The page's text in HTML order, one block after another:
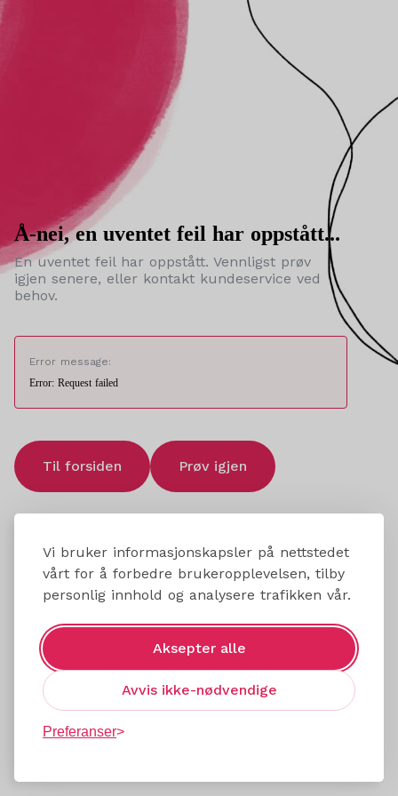
Vi bruker informasjonskapsler på nettstedet
vårt for å forbedre brukeropplevelsen, tilby
personlig innhold og analysere trafikken vår.
Aksepter alle
Avvis ikke-nødvendige
Preferanser
Å-nei, en uventet feil har oppstått...
En uventet feil har oppstått. Vennligst prøv
igjen senere, eller kontakt kundeservice ved
behov.
Error message:
Error: Request failed
Til forsiden Prøv igjen